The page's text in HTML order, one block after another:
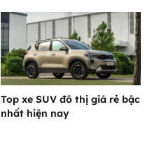
Top xe SUV đô thị giá rẻ bậc
nhất hiện nay